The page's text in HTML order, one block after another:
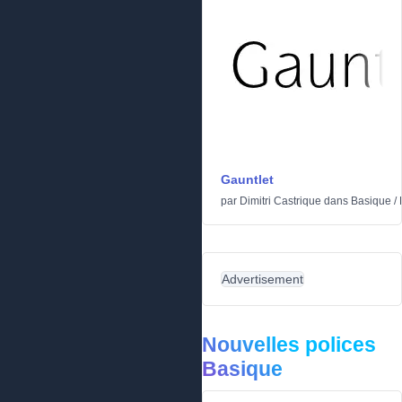
Gauntlet
par Dimitri Castrique dans Basique /
Advertisement
Nouvelles polices
Basique